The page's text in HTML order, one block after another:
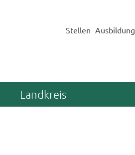
Stellen Ausbildung
Landkreis